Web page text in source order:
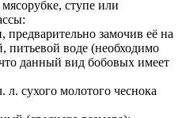
ступе или
предварительно замочив её на
питьевой воде (необходимо
данный вид бобовых имеет
л. сухого молотого чеснока